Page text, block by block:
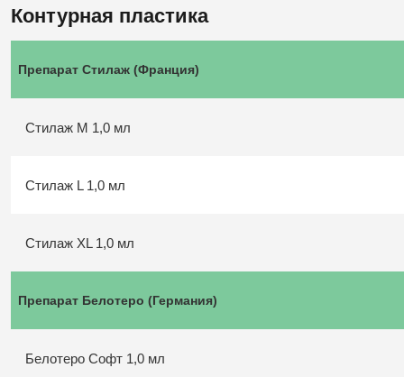
Контурная пластика
Препарат Стилаж (Франция)
Стилаж M 1,0 мл
Стилаж L 1,0 мл
Стилаж XL 1,0 мл
Препарат Белотеро (Германия)
Белотеро Софт 1,0 мл